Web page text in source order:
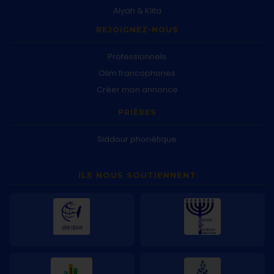
Alyah & Klita
REJOIGNEZ-NOUS
Professionnels
Olim francophones
Créer mon annonce
PRIÈRES
Siddour phonétique
ILS NOUS SOUTIENNENT